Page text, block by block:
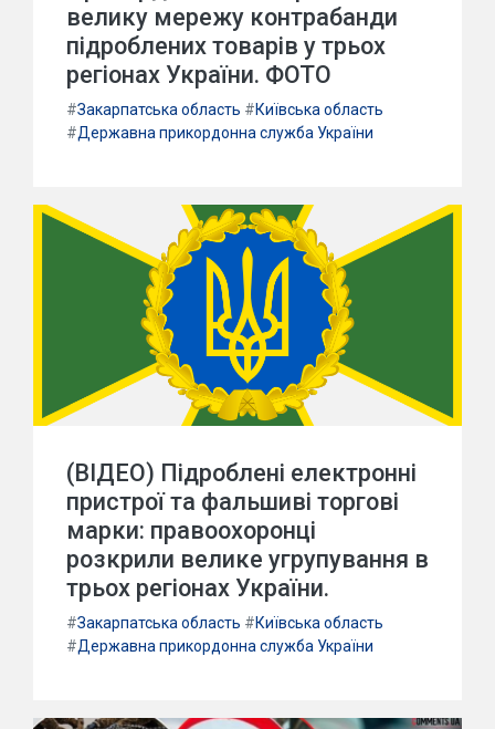
велику мережу контрабанди
підроблених товарів у трьох
регіонах України. ФОТО
#Закарпатська область #Київська область
#Державна прикордонна служба України
(ВІДЕО) Підроблені електронні
пристрої та фальшиві торгові
марки: правоохоронці
розкрили велике угрупування в
трьох регіонах України.
#Закарпатська область #Київська область
#Державна прикордонна служба України